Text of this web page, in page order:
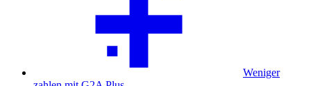
Weniger